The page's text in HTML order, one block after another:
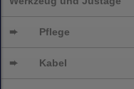
➨ Pflege
➨ Kabel